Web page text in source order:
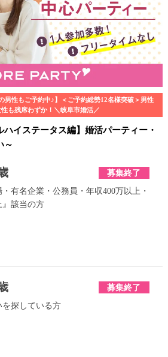
男性もご予約中♪】＜ご予約総勢12名様突破＞男性
も残席わずか！＼岐阜市婚活／
イステータス編】婚活パーティー・
～
募集終了
有名企業・公務員・年収400万以上・
』該当の方
募集終了
探している方